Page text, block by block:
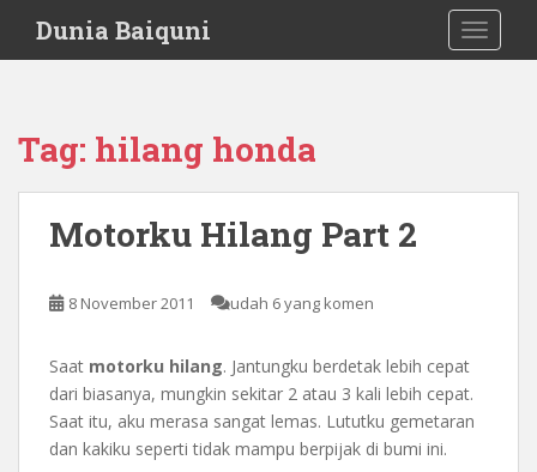
i
Dunia Baiquni
Tag: hilang honda
Motorku Hilang Part 2
8 November 2011 udah 6 yang komen
Saat motorku hilang. Jantungku berdetak lebih cepat
dari biasanya, mungkin sekitar 2 atau 3 kali lebih cepat.
Saat itu, aku merasa sangat lemas. Lututku gemetaran
dan kakiku seperti tidak mampu berpijak di bumi ini.